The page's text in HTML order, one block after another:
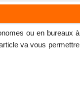
ou en bureaux à
va vous permettre